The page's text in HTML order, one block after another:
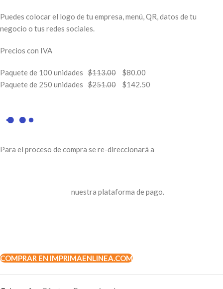
Puedes colocar el logo de tu empresa, menú, QR, datos de tu
negocio o tus redes sociales.
Precios con IVA
Paquete de 100 unidades $113.00 $80.00
Paquete de 250 unidades $251.00 $142.50
Para el proceso de compra se re-direccionará a
nuestra plataforma de pago.
COMPRAR EN IMPRIMAENLINEA.COM